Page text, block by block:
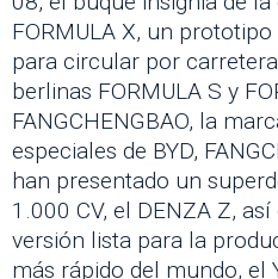
FORMULA X, un
para circular por
berlinas FORMULA S y
FANGCHENGBAO, la
especiales de BYD,
han presentado un
1.000 CV, el DENZA Z,
versión lista para la
más rápido del mundo, el